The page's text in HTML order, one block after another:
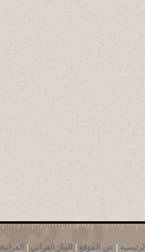
الرئيسية عن الموقع التيار القراني